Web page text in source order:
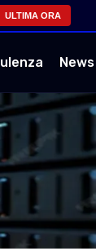
ULTIMA ORA
News